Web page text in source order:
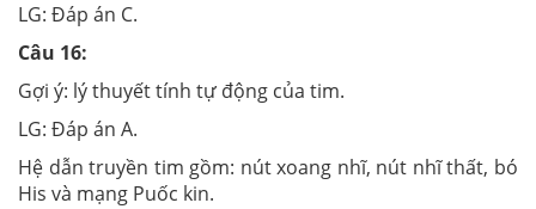
LG: Đáp án C.
Câu 16:
Gợi ý: lý thuyết tính tự động của tim.
LG: Đáp án A.
Hệ dẫn truyền tim gồm: nút xoang nhĩ, nút nhĩ thất, bó
His và mạng Puốc kin.